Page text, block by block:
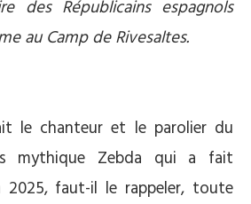
des Républicains espagnols
au Camp de Rivesaltes.
le chanteur et le parolier du
mythique Zebda qui a fait
2025, faut-il le rappeler, toute